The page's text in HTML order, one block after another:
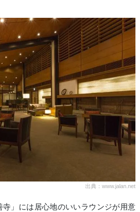
出典：www.jalan.net
寺」には居心地のいいラウンジが用意